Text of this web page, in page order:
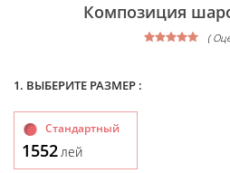
Композиция
(
1. ВЫБЕРИТЕ РАЗМЕР :
Стандартный
1552лей